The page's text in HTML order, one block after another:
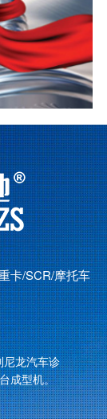
卡/SCR/摩托车
尼龙汽车诊
成型机。